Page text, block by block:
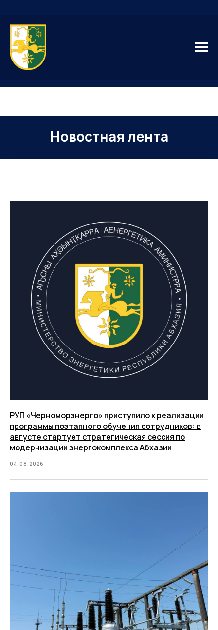
Новостная лента
РУП «Черноморэнерго» приступило к реализации
программы поэтапного обучения сотрудников: в
августе стартует стратегическая сессия по
модернизации энергокомплекса Абхазии
04.08.2026